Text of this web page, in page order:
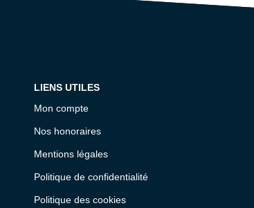
LIENS UTILES
Mon compte
Nos honoraires
Mentions légales
Politique de confidentialité
Politique des cookies